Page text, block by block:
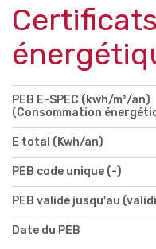
Certificats
PEB E-SPEC (kwh/m²/an)
(Consommation
E total (Kwh/an)
PEB code unique (-)
PEB valide jusqu'au
Date du PEB